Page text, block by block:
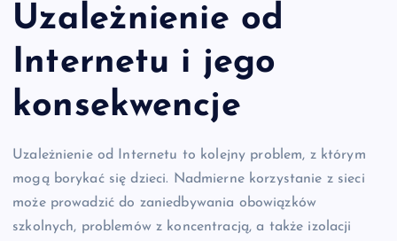
Uzależnienie od
Internetu i jego
konsekwencje
Uzależnienie od Internetu to kolejny problem, z którym
mogą borykać się dzieci. Nadmierne korzystanie z sieci
może prowadzić do zaniedbywania obowiązków
szkolnych, problemów z koncentracją, a także izolacji